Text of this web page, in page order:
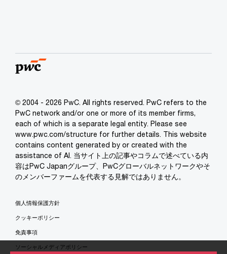
© 2004 - 2026 PwC. All rights reserved. PwC refers to the
PwC network and/or one or more of its member firms,
each of which is a separate legal entity. Please see
www.pwc.com/structure for further details. This website
contains content generated by or created with the
assistance of AI. 当サイト上の記事やコラムで述べている内
容はPwC Japanグループ、PwCグローバルネットワークやそ
のメンバーファームを代表する見解ではありません。
個人情報保護方針
クッキーポリシー
免責事項
ソーシャルメディアポリシー